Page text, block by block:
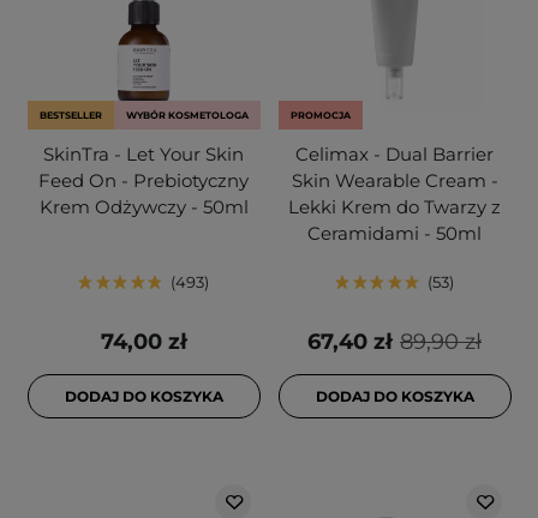
BESTSELLER WYBÓR KOSMETOLOGA
SkinTra - Let Your Skin
Feed On - Prebiotyczny
Krem Odżywczy - 50ml
493
74,00 zł
DODAJ DO KOSZYKA
PROMOCJA
Celimax - Dual Barrier
Skin Wearable Cream -
Lekki Krem do Twarzy z
Ceramidami - 50ml
53
89,90 zł
67,40 zł
DODAJ DO KOSZYKA